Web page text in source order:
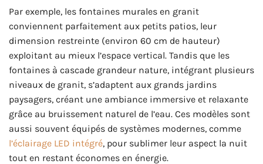
Par exemple, les fontaines murales en granit
conviennent parfaitement aux petits patios, leur
dimension restreinte (environ 60 cm de hauteur)
exploitant au mieux l’espace vertical. Tandis que les
fontaines à cascade grandeur nature, intégrant plusieurs
niveaux de granit, s’adaptent aux grands jardins
paysagers, créant une ambiance immersive et relaxante
grâce au bruissement naturel de l’eau. Ces modèles sont
aussi souvent équipés de systèmes modernes, comme
l’éclairage LED intégré, pour sublimer leur aspect la nuit
tout en restant économes en énergie.